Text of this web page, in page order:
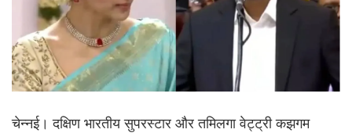
चेन्नई। दक्षिण भारतीय सुपरस्टार और तमिलगा वेट्ट्री कझगम